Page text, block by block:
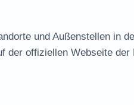
und Außenstellen in
der offiziellen Webseite der